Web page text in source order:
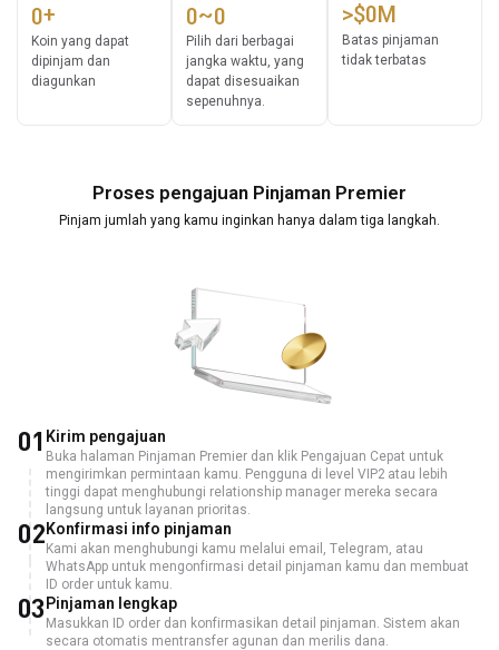
0
1
2
3
+
Koin yang dapat
dipinjam dan
diagunkan
0
1
2
3
7
8
~0
1
2
3
7
8
Pilih dari berbagai
jangka waktu, yang
dapat disesuaikan
sepenuhnya.
>$0
1
2
7
8
M
Batas pinjaman
tidak terbatas
Proses pengajuan Pinjaman Premier
Pinjam jumlah yang kamu inginkan hanya dalam tiga langkah.
01 Kirim pengajuan
Buka halaman Pinjaman Premier dan klik Pengajuan Cepat untuk
mengirimkan permintaan kamu. Pengguna di level VIP2 atau lebih
tinggi dapat menghubungi relationship manager mereka secara
langsung untuk layanan prioritas.
02Konfirmasi info pinjaman
Kami akan menghubungi kamu melalui email, Telegram, atau
WhatsApp untuk mengonfirmasi detail pinjaman kamu dan membuat
ID order untuk kamu.
03Pinjaman lengkap
Masukkan ID order dan konfirmasikan detail pinjaman. Sistem akan
secara otomatis mentransfer agunan dan merilis dana.